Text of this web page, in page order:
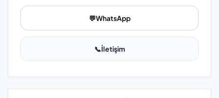
💬WhatsApp
📞İletişim